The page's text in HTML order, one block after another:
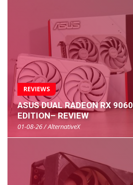
REVIEWS
ASUS DUAL RADEON RX
EDITION– REVIEW
01-08-26 / AlternativeX